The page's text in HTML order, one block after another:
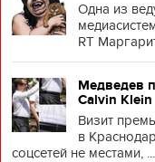
Одна из
RT
Медведев
Calvin Klein
Визит
в
соцсетей не местами, ...